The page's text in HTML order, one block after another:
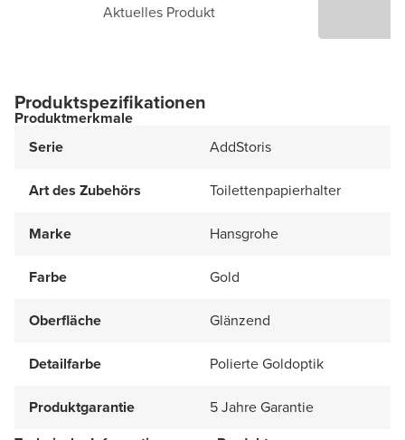
Aktuelles Produkt
Produktspezifikationen
Produktmerkmale
Serie
AddStoris
Art des Zubehörs Toilettenpapierhalter
Marke Hansgrohe
Farbe Gold
Oberfläche Glänzend
Detailfarbe Polierte Goldoptik
Produktgarantie
5 Jahre Garantie